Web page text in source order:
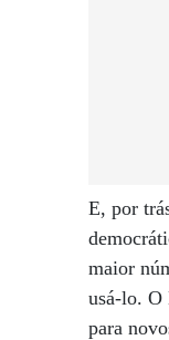
E, por
maior
usá-lo. O
para